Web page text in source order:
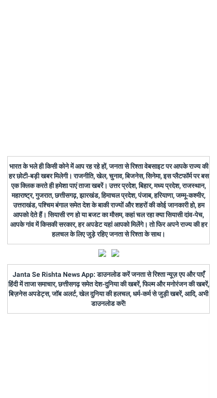
भारत के भले ही किसी कोने में आप रह रहे हों, जनता से रिश्ता वेबसाइट पर आपके राज्य की
हर छोटी-बड़ी खबर मिलेगी। राजनीति, खेल, चुनाव, बिजनेस, सिनेमा, इस प्लैटफॉर्म पर बस
एक क्लिक करते ही हमेशा पाएं ताजा खबरें। उत्तर प्रदेश, बिहार, मध्य प्रदेश, राजस्थान,
महाराष्ट्र, गुजरात, छत्तीसगढ़, झारखंड, हिमाचल प्रदेश, पंजाब, हरियाणा, जम्मू-कश्मीर,
उत्तराखंड, पश्चिम बंगाल समेत देश के बाकी राज्यों और शहरों की कोई जानकारी हो, हम
आपको देते हैं। सियासी रण हो या बजट का मौसम, कहां चल रहा क्या सियासी दांव-पेच,
आपके गांव में किसकी सरकार, हर अपडेट यहां आपको मिलेंगे। तो फिर अपने राज्य की हर
हलचल के लिए जुड़े रहिए जनता से रिश्ता के साथ।
Janta Se Rishta News App: डाउनलोड करें जनता से रिश्ता न्यूज़ एप और पाएँ
हिंदी में ताजा समाचार, छत्तीसगढ़ समेत देश-दुनिया की खबरें, फिल्म और मनोरंजन की खबरें,
बिज़नेस अपडेट्स, जॉब अलर्ट, खेल दुनिया की हलचल, धर्म-कर्म से जुड़ी खबरें, आदि, अभी
डाउनलोड करें!